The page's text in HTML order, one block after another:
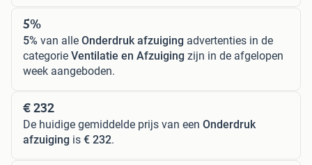
5%
5% van alle Onderdruk afzuiging advertenties in de
categorie Ventilatie en Afzuiging zijn in de afgelopen
week aangeboden.
€ 232
De huidige gemiddelde prijs van een Onderdruk
afzuiging is € 232.